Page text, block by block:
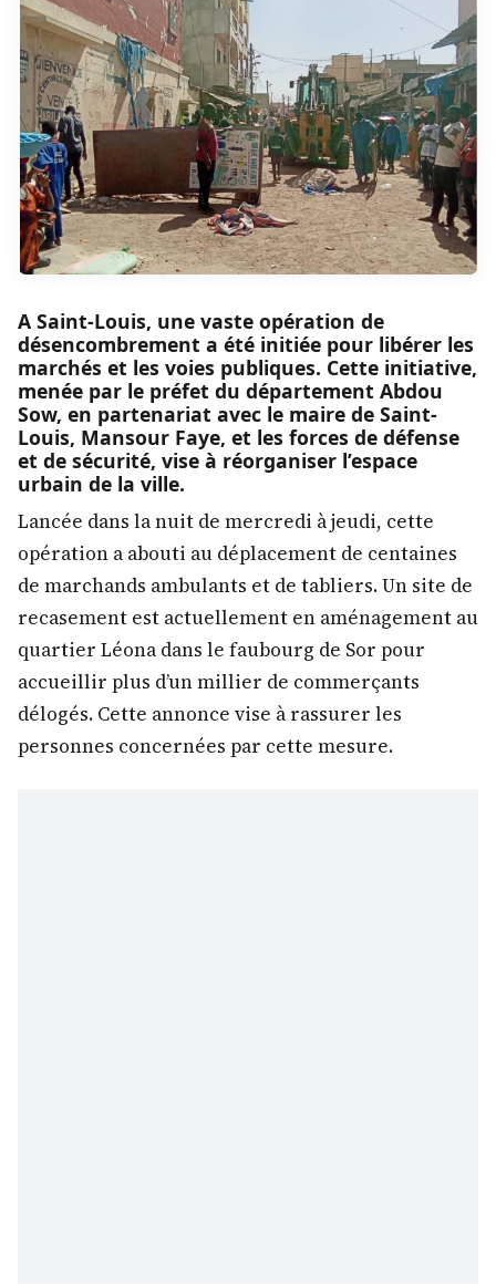
A Saint-Louis, une vaste opération de
désencombrement a été initiée pour libérer les
marchés et les voies publiques. Cette initiative,
menée par le préfet du département Abdou
Sow, en partenariat avec le maire de Saint-
Louis, Mansour Faye, et les forces de défense
et de sécurité, vise à réorganiser l’espace
urbain de la ville.
Lancée dans la nuit de mercredi à jeudi, cette
opération a abouti au déplacement de centaines
de marchands ambulants et de tabliers. Un site de
recasement est actuellement en aménagement au
quartier Léona dans le faubourg de Sor pour
accueillir plus d’un millier de commerçants
délogés. Cette annonce vise à rassurer les
personnes concernées par cette mesure.